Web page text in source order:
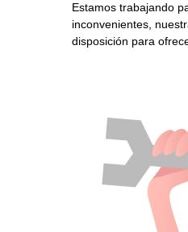
Estamos trabajando
inconvenientes,
disposición para